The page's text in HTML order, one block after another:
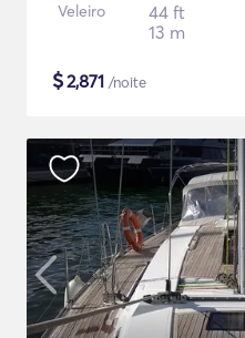
Veleiro
44 ft
13 m
$2,871 /noite